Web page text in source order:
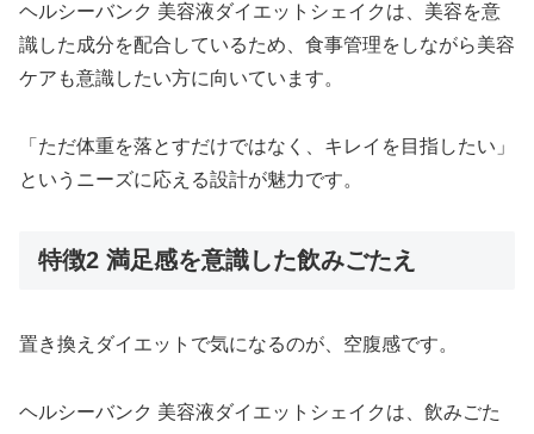
ヘルシーバンク 美容液ダイエットシェイクは、美容を意
識した成分を配合しているため、食事管理をしながら美容
ケアも意識したい方に向いています。
「ただ体重を落とすだけではなく、キレイを目指したい」
というニーズに応える設計が魅力です。
特徴2 満足感を意識した飲みごたえ
置き換えダイエットで気になるのが、空腹感です。
ヘルシーバンク 美容液ダイエットシェイクは、飲みごた